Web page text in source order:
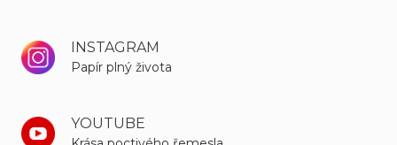
INSTAGRAM
Papír plný života
YOUTUBE